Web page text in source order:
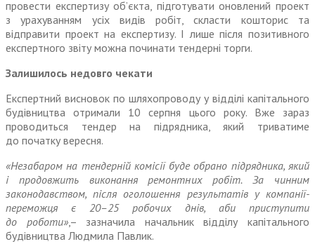
провести експертизу об’єкта, підготувати оновлений проект
з урахуванням усіх видів робіт, скласти кошторис та
відправити проект на експертизу. І лише після позитивного
експертного звіту можна починати тендерні торги.
Залишилось недовго чекати
Експертний висновок по шляхопроводу у відділі капітального
будівництва отримали 10 серпня цього року. Вже зараз
проводиться тендер на підрядника, який триватиме
до початку вересня.
«Незабаром на тендерній комісії буде обрано підрядника, який
і продовжить виконання ремонтних робіт. За чинним
законодавством, після оголошення результатів у компанії-
переможця є 20–25 робочих днів, аби приступити
до роботи»,– зазначила начальник відділу капітального
будівництва Людмила Павлик.